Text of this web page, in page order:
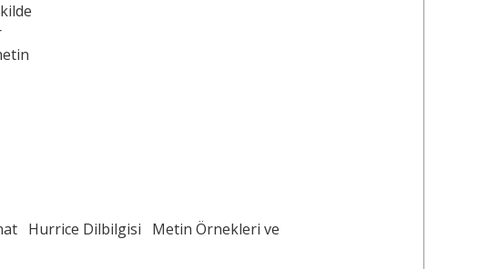
Hurrice Dilbilgisi
Metin Örnekleri ve